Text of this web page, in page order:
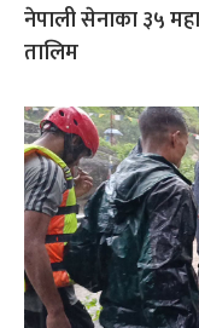
नेपाली सेनाका ३५
तालिम